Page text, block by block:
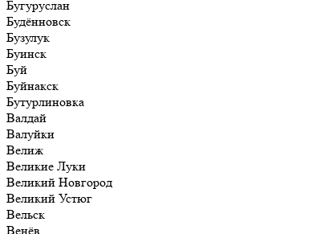
Бугуруслан
Будённовск
Бузулук
Буинск
Буй
Буйнакск
Бутурлиновка
Валдай
Валуйки
Велиж
Великие Луки
Великий Новгород
Великий Устюг
Вельск
Венёв